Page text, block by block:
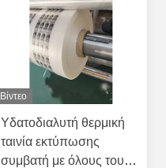
Βίντεο
Υδατοδιαλυτή θερμική
ταινία εκτύπωσης
συμβατή με όλους τους